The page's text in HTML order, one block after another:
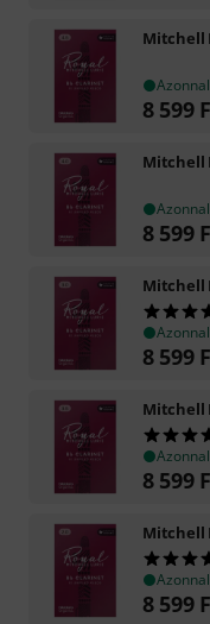
Mitchell
8 599
Mitchell
8 599
Mitchell
8 599
Mitchell
8 599
Mitchell
8 599